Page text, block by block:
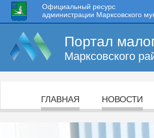
Официальный ресурс
администрации Марксовского
Портал
Марксовского
ГЛАВНАЯ НОВОСТИ